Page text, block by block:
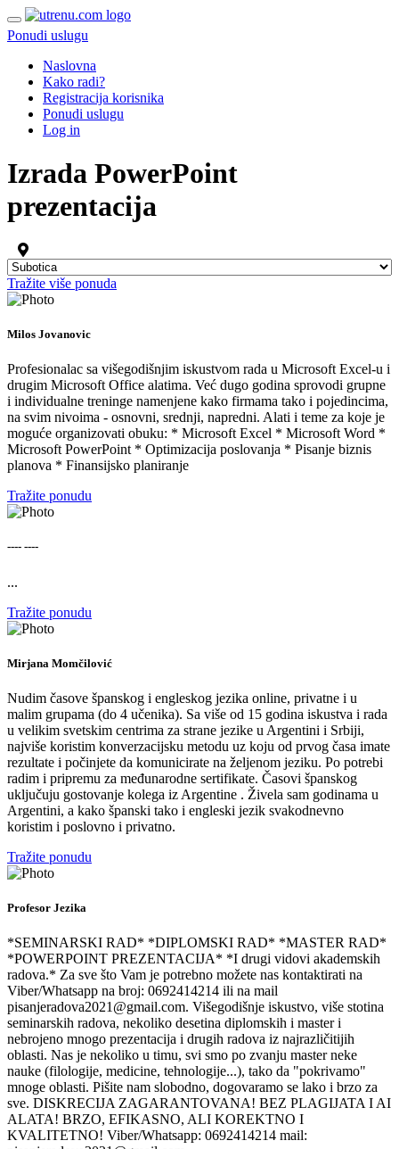
Ponudi uslugu
Naslovna
Kako radi?
Registracija korisnika
Ponudi uslugu
Log in
Izrada PowerPoint
prezentacija
Tražite više ponuda
Milos Jovanovic
Profesionalac sa višegodišnjim iskustvom rada u Microsoft Excel-u i
drugim Microsoft Office alatima. Već dugo godina sprovodi grupne
i individualne treninge namenjene kako firmama tako i pojedincima,
na svim nivoima - osnovni, srednji, napredni. Alati i teme za koje je
moguće organizovati obuku: * Microsoft Excel * Microsoft Word *
Microsoft PowerPoint * Optimizacija poslovanja * Pisanje biznis
planova * Finansijsko planiranje
Tražite ponudu
---- ----
...
Tražite ponudu
Mirjana Momčilović
Nudim časove španskog i engleskog jezika online, privatne i u
malim grupama (do 4 učenika). Sa više od 15 godina iskustva i rada
u velikim svetskim centrima za strane jezike u Argentini i Srbiji,
najviše koristim konverzacijsku metodu uz koju od prvog časa imate
rezultate i počinjete da komunicirate na željenom jeziku. Po potrebi
radim i pripremu za međunarodne sertifikate. Časovi španskog
uključuju gostovanje kolega iz Argentine . Živela sam godinama u
Argentini, a kako španski tako i engleski jezik svakodnevno
koristim i poslovno i privatno.
Tražite ponudu
Profesor Jezika
*SEMINARSKI RAD* *DIPLOMSKI RAD* *MASTER RAD*
*POWERPOINT PREZENTACIJA* *I drugi vidovi akademskih
radova.* Za sve što Vam je potrebno možete nas kontaktirati na
Viber/Whatsapp na broj: 0692414214 ili na mail
pisanjeradova2021@gmail.com. Višegodišnje iskustvo, više stotina
seminarskih radova, nekoliko desetina diplomskih i master i
nebrojeno mnogo prezentacija i drugih radova iz najrazličitijih
oblasti. Nas je nekoliko u timu, svi smo po zvanju master neke
nauke (filologije, medicine, tehnologije...), tako da "pokrivamo"
mnoge oblasti. Pišite nam slobodno, dogovaramo se lako i brzo za
sve. DISKRECIJA ZAGARANTOVANA! BEZ PLAGIJATA I AI
ALATA! BRZO, EFIKASNO, ALI KOREKTNO I
KVALITETNO! Viber/Whatsapp: 0692414214 mail: